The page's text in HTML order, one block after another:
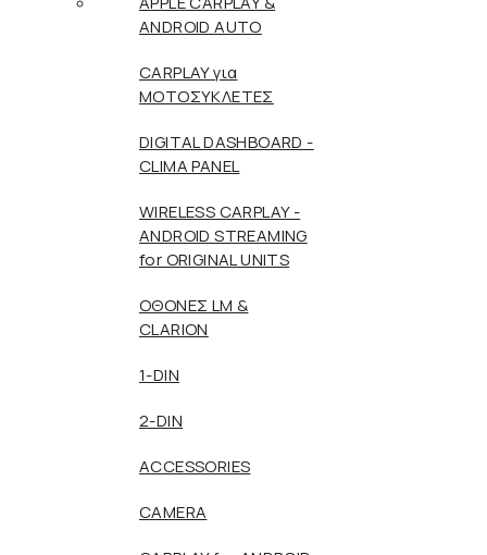
ANDROID AUTO
CARPLAY για
ΜΟΤΟΣΥΚΛΕΤΕΣ
DIGITAL DASHBOARD -
CLIMA PANEL
WIRELESS CARPLAY -
ANDROID STREAMING
for ORIGINAL UNITS
ΟΘΟΝΕΣ LM &
CLARION
1-DIN
2-DIN
ACCESSORIES
CAMERA